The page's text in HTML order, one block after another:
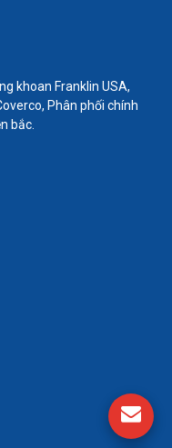
giảm tốc hoặc bộ
chi phí được cải
với bơm bánh
dễ cháy và nổ
khoan Franklin USA,
Phân phối chính
bắc.